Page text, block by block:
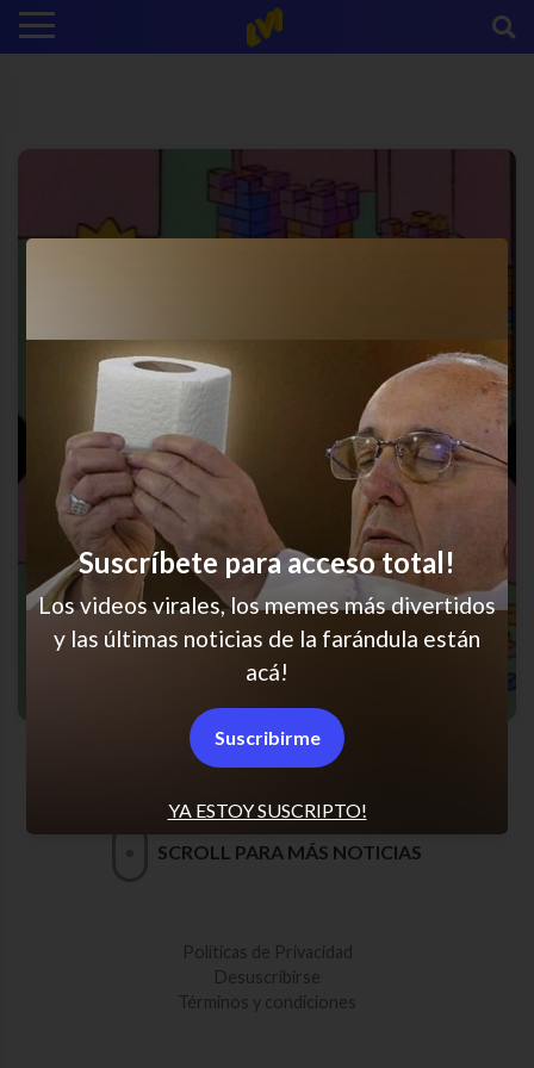
La cagué otra vez
SCROLL PARA MÁS NOTICIAS
Políticas de Privacidad
Desuscribirse
Términos y condiciones
YA ESTOY SUSCRIPTO!
Suscríbete para acceso total!
Los videos virales, los memes más divertidos
y las últimas noticias de la farándula están
acá!
Suscribirme